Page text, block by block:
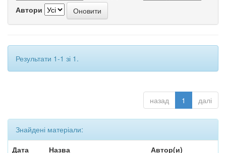
Автори
Результати 1-1 зі 1.
назад 1 далі
Знайдені матеріали:
Дата
Назва Автор(и)